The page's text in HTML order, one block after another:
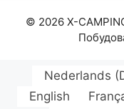
© 2026 X-
Nederlands (
English